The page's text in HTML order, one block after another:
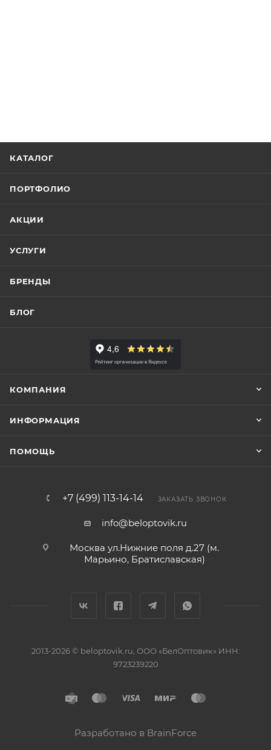
КАТАЛОГ
ПОРТФОЛИО
АКЦИИ
УСЛУГИ
БРЕНДЫ
БЛОГ
КОМПАНИЯ
ИНФОРМАЦИЯ
ПОМОЩЬ
+7 (499) 113-14-14 ЗАКАЗАТЬ ЗВОНОК
info@beloptovik.ru
Москва ул.Нижние поля д.27 (м.
Марьино, Братиславская)
2013-2026 © beloptovik.ru, ООО «БелОптовик» ИНН:
9723239220
Разработано в BrainForce